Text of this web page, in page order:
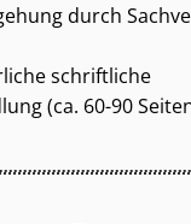
durch
schriftliche
(ca. 60-90